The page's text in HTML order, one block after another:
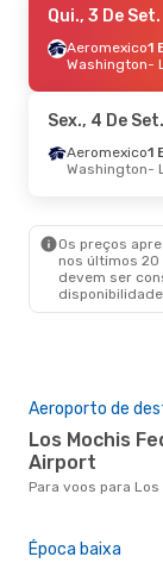
Qua., 14 De
Aeromexico2
Lisboa- Los
Los Mochis-
Qui., 3 De Set.
Aeromexico1
Washington-
Sex., 4 De Set.
Aeromexico1
Washington-
Os preços
nos últimos
devem ser
Aeroporto de
Los Mochis Federal
Airport
Para voos para
Época baixa